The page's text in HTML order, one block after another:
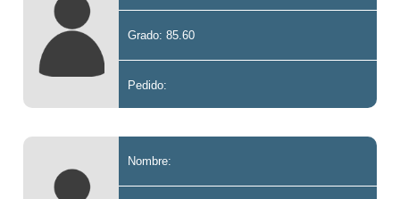
Grado: 85.60
Pedido:
Nombre: